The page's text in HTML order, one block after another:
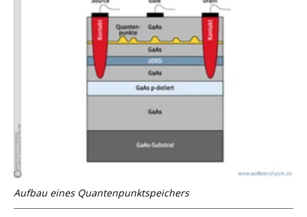
Aufbau eines Quantenpunktspeichers